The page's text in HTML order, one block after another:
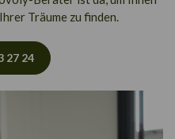
Träume zu finden.
27 24